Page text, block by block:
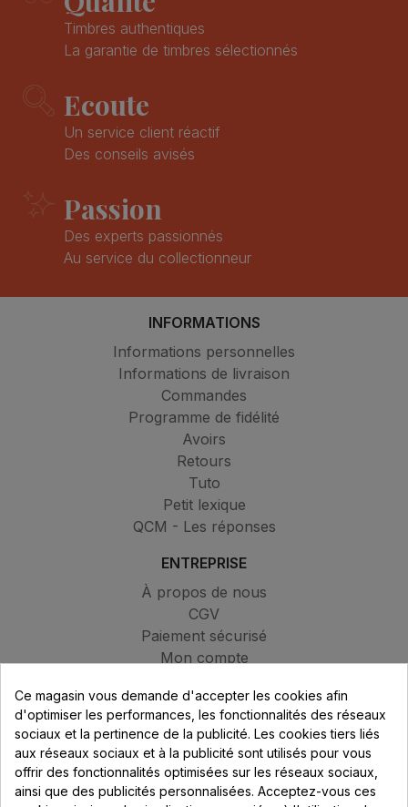
Timbres authentiques
La garantie de timbres sélectionnés
Ecoute
Un service client réactif
Des conseils avisés
Passion
Des experts passionnés
Au service du collectionneur
INFORMATIONS
Informations personnelles
Informations de livraison
Commandes
Programme de fidélité
Avoirs
Retours
Tuto
Petit lexique
QCM - Les réponses
ENTREPRISE
À propos de nous
CGV
Paiement sécurisé
Mon compte
Blog
MAGASIN
313 Avenue Marcel Mérieux
Parc de Sacuny
Ce magasin vous demande d'accepter les cookies afin
d'optimiser les performances, les fonctionnalités des réseaux
sociaux et la pertinence de la publicité. Les cookies tiers liés
aux réseaux sociaux et à la publicité sont utilisés pour vous
offrir des fonctionnalités optimisées sur les réseaux sociaux,
ainsi que des publicités personnalisées. Acceptez-vous ces